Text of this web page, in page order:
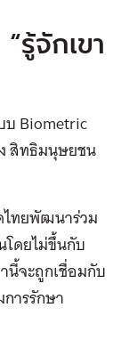
รู้จักเขา
บ Biometric
สิทธิมนุษยชน
ไทยพัฒนาร่วม
โดยไม่ขึ้นกับ
นี้จะถูกเชื่อมกับ
ารรักษา